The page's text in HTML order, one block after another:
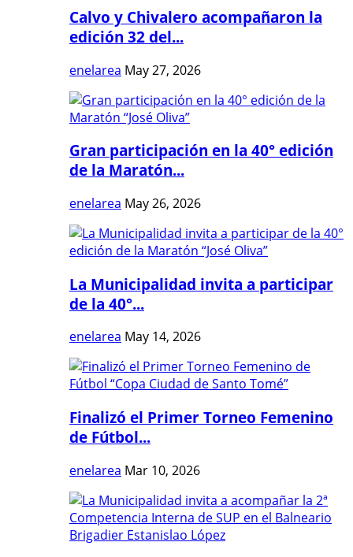
Calvo y Chivalero acompañaron la
edición 32 del...
enelarea May 27, 2026
Gran participación en la 40° edición
de la Maratón...
enelarea May 26, 2026
La Municipalidad invita a participar
de la 40°...
enelarea May 14, 2026
Finalizó el Primer Torneo Femenino
de Fútbol...
enelarea Mar 10, 2026